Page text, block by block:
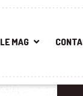
LE MAG